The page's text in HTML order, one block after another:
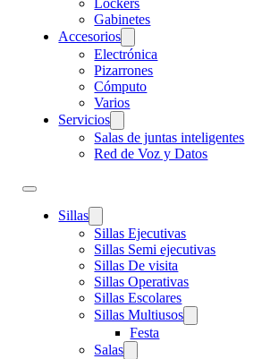
Lockers
Gabinetes
Accesorios
Electrónica
Pizarrones
Cómputo
Varios
Servicios
Salas de juntas inteligentes
Red de Voz y Datos
Sillas
Sillas Ejecutivas
Sillas Semi ejecutivas
Sillas De visita
Sillas Operativas
Sillas Escolares
Sillas Multiusos
Festa
Salas